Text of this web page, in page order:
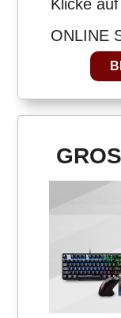
Klicke
ONLINE